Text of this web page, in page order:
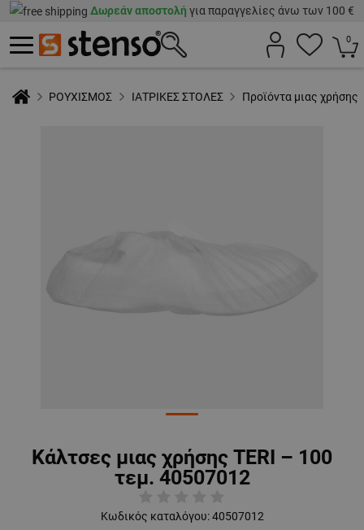
Δωρεάν αποστολή για παραγγελίες άνω των 100 €
0
ΡΟΥΧΙΣΜΟΣ ΙΑΤΡΙΚΕΣ ΣΤΟΛΕΣ Προϊόντα μιας χρήσης
Κάλτσες μιας χρήσης TERI – 100
τεμ. 40507012
Κωδικός καταλόγου: 40507012